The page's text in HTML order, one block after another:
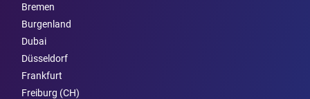
Bremen
Burgen­land
Dubai
Düsseldorf
Frankfurt
Freiburg (CH)